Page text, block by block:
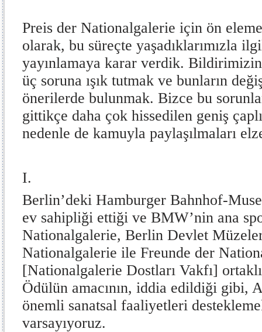
Preis der Nationalgalerie için ön
olarak, bu süreçte yaşadıklarımızla
yayınlamaya karar verdik.
üç soruna ışık tutmak ve bunların
önerilerde bulunmak. Bizce bu
gittikçe daha çok hissedilen geniş
nedenle de kamuyla paylaşılmaları
I.
Berlin’deki Hamburger Bahnhof-
ev sahipliği ettiği ve BMW’nin ana
Nationalgalerie, Berlin Devlet
Nationalgalerie ile Freunde der
[Nationalgalerie Dostları Vakfı]
Ödülün amacının, iddia edildiği gibi,
önemli sanatsal faaliyetleri
varsayıyoruz.